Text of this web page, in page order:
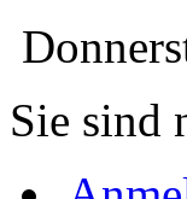
Sie sind